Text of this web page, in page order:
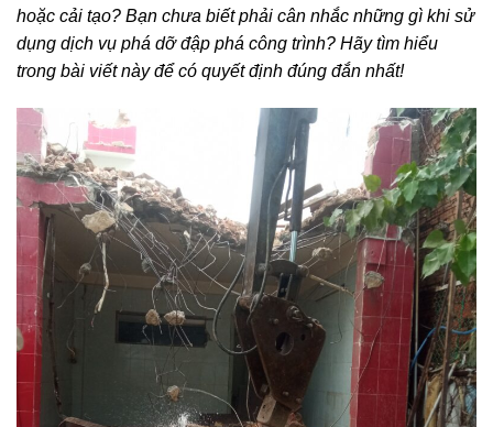
hoặc cải tạo? Bạn chưa biết phải cân nhắc những gì khi sử
dụng dịch vụ phá dỡ đập phá công trình? Hãy tìm hiểu
trong bài viết này để có quyết định đúng đắn nhất!